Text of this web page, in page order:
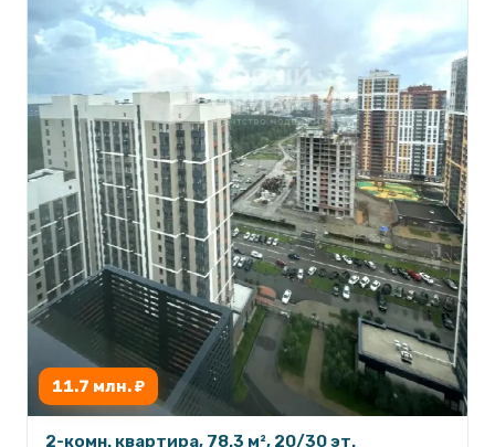
11.7 млн. ₽
2-комн. квартира, 78.3 м², 20/30 эт.